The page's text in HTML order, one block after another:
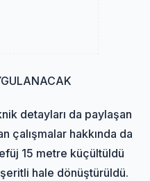
detayları da paylaşan
çalışmalar hakkında da
15 metre küçültüldü
hale dönüştürüldü.